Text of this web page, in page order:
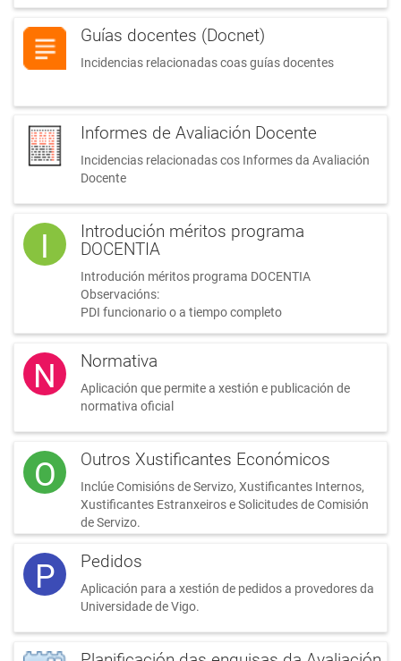
Guías docentes (Docnet)
Incidencias relacionadas coas guías docentes
Informes de Avaliación Docente
Incidencias relacionadas cos Informes da Avaliación
Docente
I
Introdución méritos programa
DOCENTIA
Introdución méritos programa DOCENTIA
Observacións:
PDI funcionario o a tiempo completo
N Normativa
Aplicación que permite a xestión e publicación de
normativa oficial
O Outros Xustificantes Económicos
Inclúe Comisións de Servizo, Xustificantes Internos,
Xustificantes Estranxeiros e Solicitudes de Comisión
de Servizo.
P Pedidos
Aplicación para a xestión de pedidos a provedores da
Universidade de Vigo.